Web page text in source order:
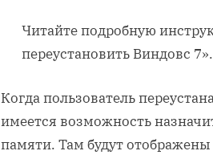
Читайте подробную
переустановить Виндовс 7».
Когда пользователь
имеется возможность
памяти. Там будут